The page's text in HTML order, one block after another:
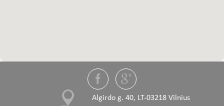
Algirdo g. 40, LT-03218 Vilnius